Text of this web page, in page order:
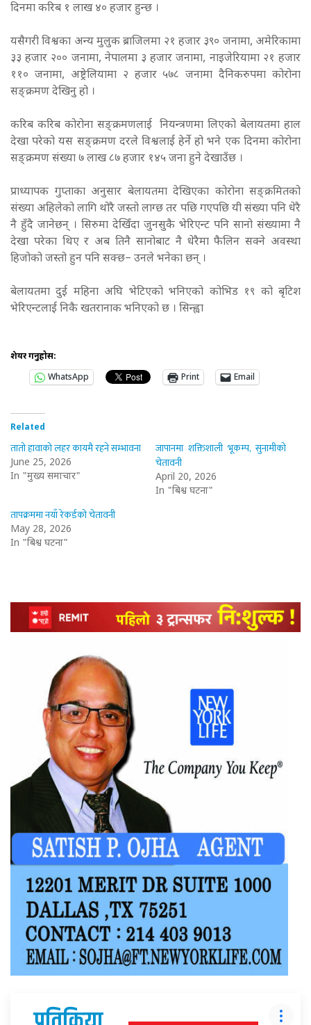
दिनमा करिब १ लाख ४० हजार हुन्छ ।
यसैगरी विश्वका अन्य मुलुक ब्राजिलमा २१ हजार ३९० जनामा, अमेरिकामा
३३ हजार २०० जनामा, नेपालमा ३ हजार जनामा, नाइजेरियामा २१ हजार
११० जनामा, अष्ट्रेलियामा २ हजार ५७८ जनामा दैनिकरुपमा कोरोना
सङ्क्रमण देखिनु हो ।
करिब करिब कोरोना सङ्क्रमणलाई नियन्त्रणमा लिएको बेलायतमा हाल
देखा परेको यस सङ्क्रमण दरले विश्वलाई हेर्ने हो भने एक दिनमा कोरोना
सङ्क्रमण संख्या ७ लाख ८७ हजार १४५ जना हुने देखाउँछ ।
प्राध्यापक गुप्ताका अनुसार बेलायतमा देखिएका कोरोना सङ्क्रमितको
संख्या अहिलेको लागि थोरै जस्तो लाग्छ तर पछि गएपछि यी संख्या पनि धेरै
नै हुँदै जानेछन् । सिरुमा देखिँदा जुनसुकै भेरिएन्ट पनि सानो संख्यामा नै
देखा परेका थिए र अब तिनै सानोबाट नै धेरैमा फैलिन सक्ने अवस्था
हिजोको जस्तो हुन पनि सक्छ– उनले भनेका छन् ।
बेलायतमा दुई महिना अघि भेटिएको भनिएको कोभिड १९ को बृटिश
भेरिएन्टलाई निकै खतरानाक भनिएको छ । सिन्ह्वा
शेयर गर्नुहोस:
WhatsApp
Print Email
Related
तातो हावाको लहर कायमै रहने सम्भावना
June 25, 2026
In "मुख्य समाचार"
जापानमा शक्तिशाली भूकम्प, सुनामीको
चेतावनी
April 20, 2026
In "बिश्व घटना"
तापक्रममा नयाँ रेकर्डको चेतावनी
May 28, 2026
In "बिश्व घटना"